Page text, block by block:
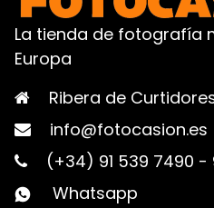
La tienda de fotografía
Europa
Ribera de
info@fotocasion.es
(+34) 91 539 7490 -
Whatsapp